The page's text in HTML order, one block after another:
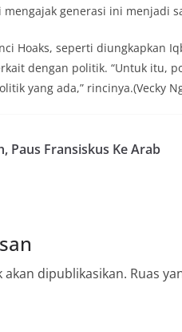
mengajak generasi ini menjadi
Hoaks, seperti diungkapkan
dengan politik. “Untuk itu,
yang ada,” rincinya.(Vecky
Paus Fransiskus Ke Arab
dipublikasikan. Ruas